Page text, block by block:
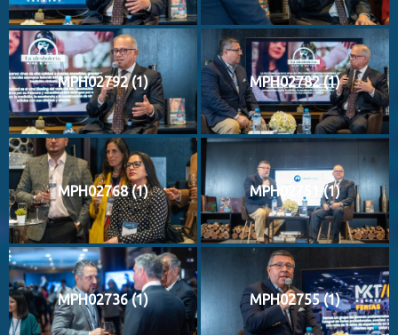
MPH02792 (1) MPH02782 (1)
MPH02768 (1) MPH02751 (1)
MPH02736 (1) MPH02755 (1)